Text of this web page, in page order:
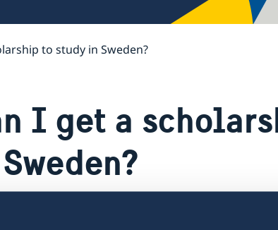
to study in Sweden?
I get a